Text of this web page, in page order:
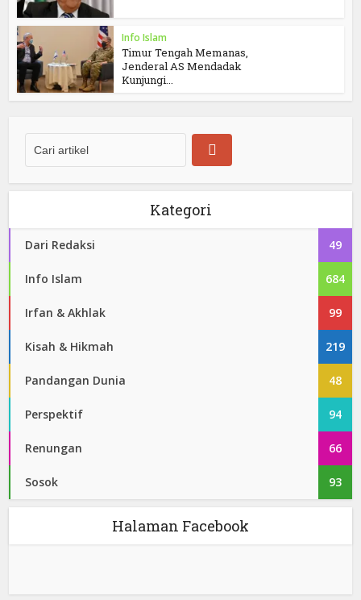
Info Islam
Timur Tengah Memanas,
Jenderal AS Mendadak
Kunjungi...
Kategori
Dari Redaksi 49
Info Islam 684
Irfan & Akhlak 99
Kisah & Hikmah 219
Pandangan Dunia 48
Perspektif 94
Renungan 66
Sosok 93
Halaman Facebook